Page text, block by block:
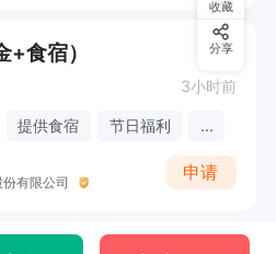
食宿）
3小时前
提供食宿 节日福利 ...
有限公司
申请
收藏
分享